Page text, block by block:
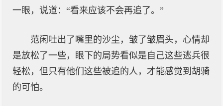
一眼，说道：“看来应该不会再追了。”
范闲吐出了嘴里的沙尘，皱了皱眉头，心情却
是放松了一些，眼下的局势看似是自己这些逃兵很
轻松，但只有他们这些被追的人，才能感觉到胡骑
的可怕。